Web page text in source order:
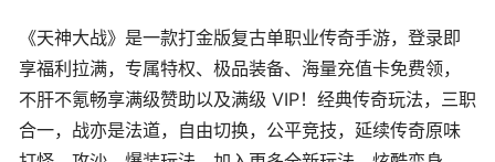
《天神大战》是一款打金版复古单职业传奇手游，登录即
享福利拉满，专属特权、极品装备、海量充值卡免费领，
不肝不氪畅享满级赞助以及满级 VIP！经典传奇玩法，三职
合一，战亦是法道，自由切换，公平竞技，延续传奇原味